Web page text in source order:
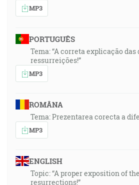
MP3
PORTUGUÊS
Tema: “A correta explicação
ressurreições!”
MP3
ROMÂNA
Tema: Prezentarea corecta a
MP3
ENGLISH
Topic: “A proper exposition of
resurrections!”